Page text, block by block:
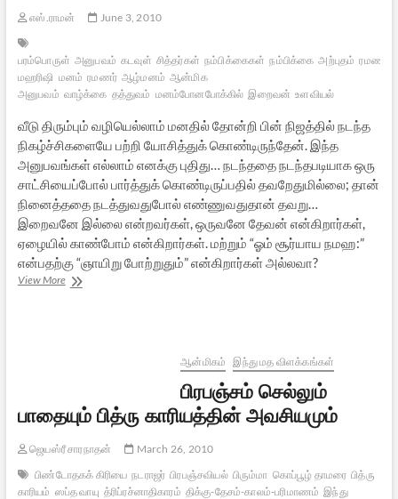
எஸ்.ராமன் June 3, 2010
பரம்பொருள் அனுபவம் கடவுள் சித்தர்கள் நம்பிக்கைகள் நம்பிக்கை அற்புதம் ரமண
மஹரிஷி மனம் ரமணர் ஆழ்மனம் ஆன்மிக
அனுபவம் வாழ்க்கை தத்துவம் மனம்போனபோக்கில் இறைவன் உளவியல்
வீடு திரும்பும் வழியெல்லாம் மனதில் தோன்றி பின் நிஜத்தில் நடந்த
நிகழ்ச்சிகளையே பற்றி யோசித்துக் கொண்டிருந்தேன். இந்த
அனுபவங்கள் எல்லாம் எனக்கு புதிது… நடந்ததை நடந்தபடியாக ஒரு
சாட்சியைப்போல் பார்த்துக் கொண்டிருப்பதில் தவறேதுமில்லை; தான்
நினைத்ததை நடத்துவதுபோல் எண்ணுவதுதான் தவறு…
இறைவனே இல்லை என்றவர்கள், ஒருவனே தேவன் என்கிறார்கள்,
ஏழையில் காண்போம் என்கிறார்கள். மற்றும் “ஓம் சூர்யாய நமஹ:”
என்பதற்கு “ஞாயிறு போற்றுதும்” என்கிறார்கள் அல்லவா?
View Moreஇன்னும்
ஆன்மிகம் இந்து மத விளக்கங்கள்
பிரபஞ்சம் செல்லும்
பாதையும் பித்ரு காரியத்தின் அவசியமும்
ஜெயஸ்ரீ சாரநாதன்
March 26, 2010
பிண்டோதகக் கிரியை நடராஜர் பிரபஞ்சவியல் பிரும்மா கொப்பூழ் தாமரை பித்ரு
காரியம் ஸப்த வாயு த்ரிப்ரச்னாதிகாரம் திக்கு-தேசம்-காலம்-பரிமாணம் இந்து